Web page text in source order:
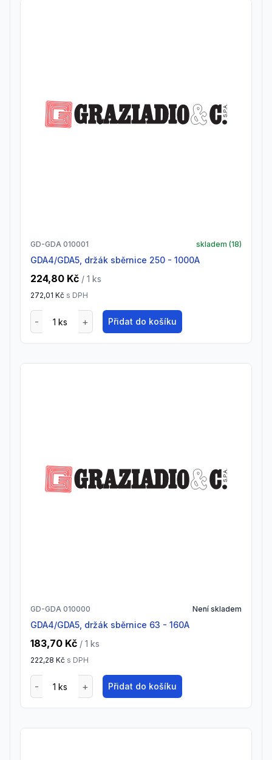
GD-GDA 010001 skladem (18)
GDA4/GDA5, držák sběrnice 250 - 1000A
224,80 Kč / 1 ks
272,01 Kč s DPH
Přidat do košíku
GD-GDA 010000 Není skladem
GDA4/GDA5, držák sběrnice 63 - 160A
183,70 Kč / 1 ks
222,28 Kč s DPH
Přidat do košíku